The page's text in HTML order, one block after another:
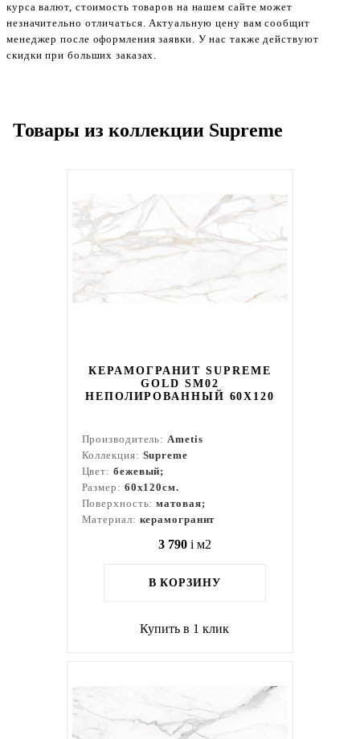
курса валют, стоимость товаров на нашем сайте может
незначительно отличаться. Актуальную цену вам сообщит
менеджер после оформления заявки. У нас также действуют
скидки при больших заказах.
Товары из коллекции Supreme
КЕРАМОГРАНИТ SUPREME
GOLD SM02
НЕПОЛИРОВАННЫЙ 60X120
Производитель:Ametis
Коллекция: Supreme
Цвет: бежевый;
Размер: 60x120см.
Поверхность:матовая;
Материал: керамогранит
3 790 i м2
В КОРЗИНУ
Купить в 1 клик